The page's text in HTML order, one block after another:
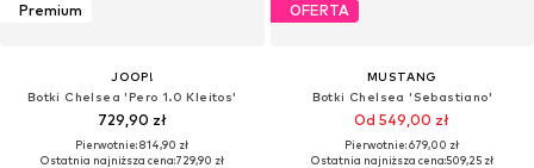
Premium
JOOP!
Botki Chelsea 'Pero 1.0 Kleitos'
729,90 zł
Pierwotnie: 814,90 zł
Ostatnia najniższa cena:729,90 zł
OFERTA
MUSTANG
Botki Chelsea 'Sebastiano'
Od 549,00 zł
Pierwotnie: 679,00 zł
Ostatnia najniższa cena:509,25 zł